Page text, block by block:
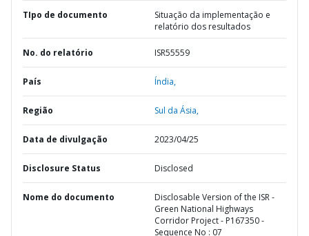
TIpo de documento
Situação da implementação e
relatório dos resultados
No. do relatório ISR55559
País Índia,
Região Sul da Ásia,
Data de divulgação 2023/04/25
Disclosure Status Disclosed
Nome do documento
Disclosable Version of the ISR -
Green National Highways
Corridor Project - P167350 -
Sequence No : 07